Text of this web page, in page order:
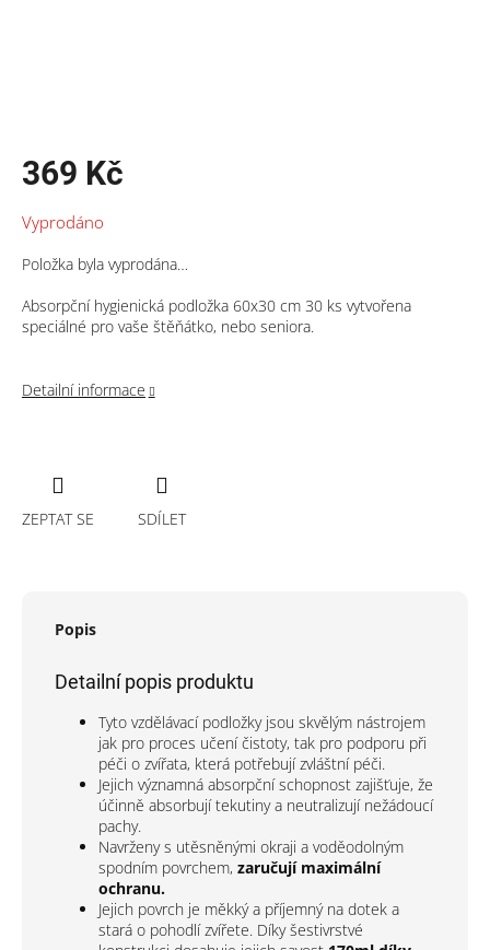
369 Kč
cena:
Vyprodáno
Položka byla vyprodána…
Absorpční hygienická podložka 60x30 cm 30 ks vytvořena
speciálné pro vaše štěňátko, nebo seniora.
Detailní informace
ZEPTAT SE SDÍLET
Popis
Detailní popis produktu
Tyto vzdělávací podložky jsou skvělým nástrojem
jak pro proces učení čistoty, tak pro podporu při
péči o zvířata, která potřebují zvláštní péči.
Jejich významná absorpční schopnost zajišťuje, že
účinně absorbují tekutiny a neutralizují nežádoucí
pachy.
Navrženy s utěsněnými okraji a voděodolným
spodním povrchem, zaručují maximální
ochranu.
Jejich povrch je měkký a příjemný na dotek a
stará o pohodlí zvířete. Díky šestivrstvé